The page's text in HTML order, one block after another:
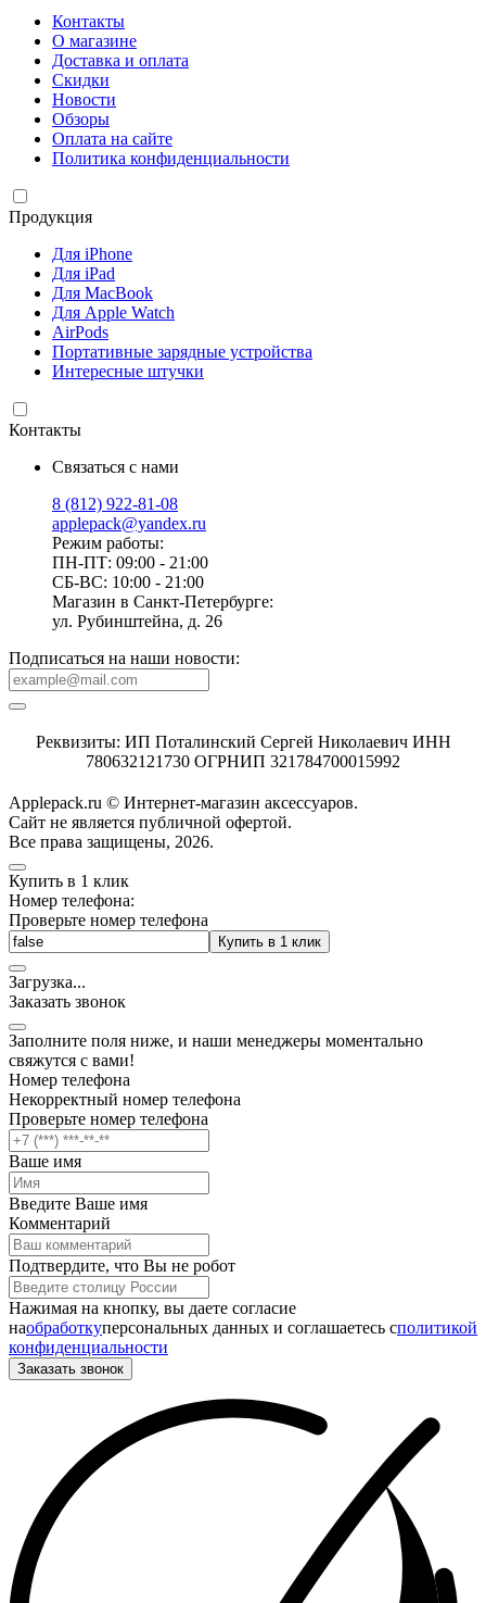
Контакты
О магазине
Доставка и оплата
Скидки
Новости
Обзоры
Оплата на сайте
Политика конфиденциальности
Продукция
Для iPhone
Для iPad
Для MacBook
Для Apple Watch
AirPods
Портативные зарядные устройства
Интересные штучки
Контакты
Связаться с нами
8 (812) 922-81-08
applepack@yandex.ru
Режим работы:
ПН-ПТ: 09:00 - 21:00
СБ-ВС: 10:00 - 21:00
Магазин в Санкт-Петербурге:
ул. Рубинштейна, д. 26
Подписаться на наши новости:
Реквизиты: ИП Поталинский Сергей Николаевич ИНН
780632121730 ОГРНИП 321784700015992
Applepack.ru © Интернет-магазин аксессуаров.
Cайт не является публичной офертой.
Все права защищены, 2026.
Купить в 1 клик
Номер телефона:
Проверьте номер телефона
Купить в 1 клик
Загрузка...
Заказать звонок
Заполните поля ниже, и наши менеджеры моментально
свяжутся с вами!
Номер телефона
Некорректный номер телефона
Проверьте номер телефона
Ваше имя
Введите Ваше имя
Комментарий
Подтвердите, что Вы не робот
Нажимая на кнопку, вы даете согласие
наобработкуперсональных данных и соглашаетесь cполитикой
конфиденциальности
Заказать звонок